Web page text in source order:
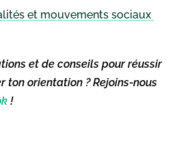
et mouvements sociaux
et de conseils pour réussir
ton orientation ? Rejoins-nous
!